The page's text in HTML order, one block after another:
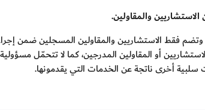
والمقاولين.
فقط الاستشاريين والمقاولين المسجلين ضمن
أو المقاولين المدرجين، كما لا تتحمّل
سلبية أخرى ناتجة عن الخدمات التي يقدمونها.